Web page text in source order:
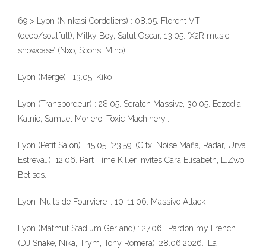
69 > Lyon (Ninkasi Cordeliers) : 08.05. Florent VT
(deep/soulfull), Milky Boy, Salut Oscar, 13.05. ‘X2R music
showcase’ (Nøo, Soons, Mino)
Lyon (Merge) : 13.05. Kiko
Lyon (Transbordeur) : 28.05. Scratch Massive, 30.05. Eczodia,
Kalnie, Samuel Moriero, Toxic Machinery…
Lyon (Petit Salon) : 15.05. ‘23.59’ (Cltx, Noise Mafia, Radar, Urva
Estreva…), 12.06. Part Time Killer invites Cara Elisabeth, L.Zwo,
Betises.
Lyon ‘Nuits de Fourviere’ : 10-11.06. Massive Attack
Lyon (Matmut Stadium Gerland) : 27.06. ‘Pardon my French’
(DJ Snake, Nika, Trym, Tony Romera), 28.06.2026. ‘La